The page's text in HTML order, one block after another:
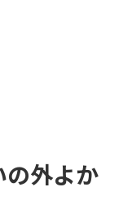
の外よか